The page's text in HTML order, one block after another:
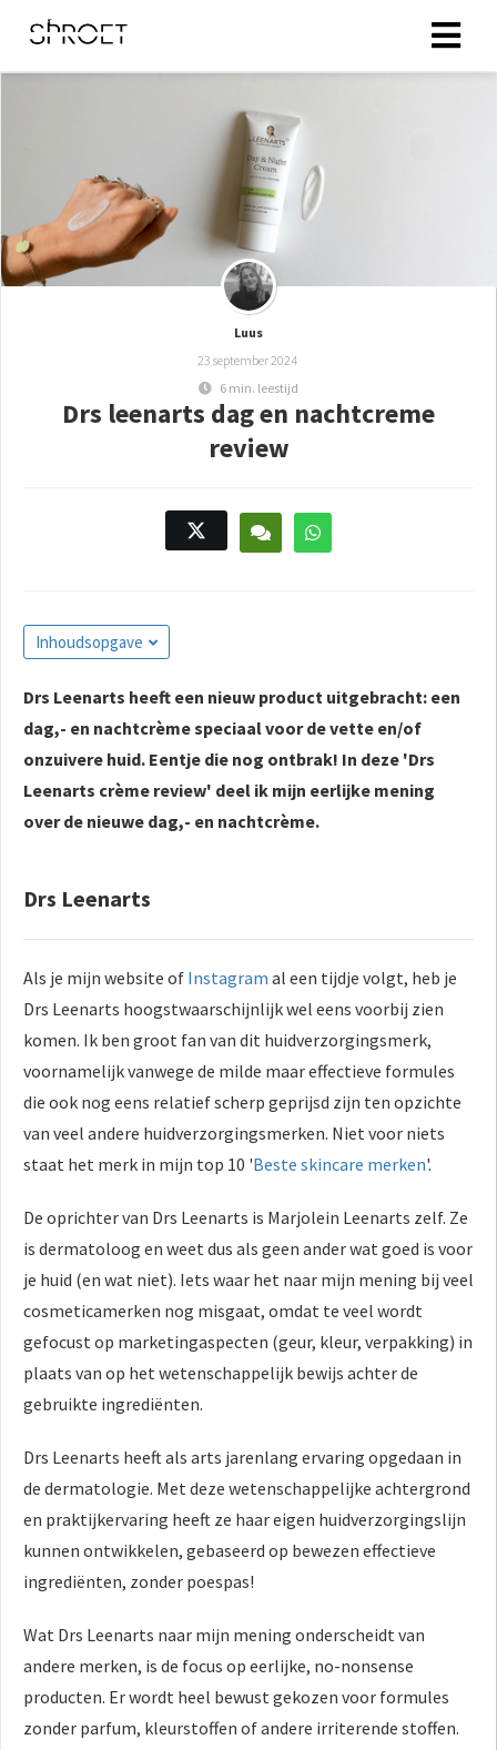
Luus
23 september 2024
6 min. leestijd
Drs leenarts dag en nachtcreme
review
Inhoudsopgave
Drs Leenarts heeft een nieuw product uitgebracht: een
dag,- en nachtcrème speciaal voor de vette en/of
onzuivere huid. Eentje die nog ontbrak! In deze 'Drs
Leenarts crème review' deel ik mijn eerlijke mening
over de nieuwe dag,- en nachtcrème.
Drs Leenarts
Als je mijn website of Instagram al een tijdje volgt, heb je
Drs Leenarts hoogstwaarschijnlijk wel eens voorbij zien
komen. Ik ben groot fan van dit huidverzorgingsmerk,
voornamelijk vanwege de milde maar effectieve formules
die ook nog eens relatief scherp geprijsd zijn ten opzichte
van veel andere huidverzorgingsmerken. Niet voor niets
staat het merk in mijn top 10 'Beste skincare merken'.
De oprichter van Drs Leenarts is Marjolein Leenarts zelf. Ze
is dermatoloog en weet dus als geen ander wat goed is voor
je huid (en wat niet). Iets waar het naar mijn mening bij veel
cosmeticamerken nog misgaat, omdat te veel wordt
gefocust op marketingaspecten (geur, kleur, verpakking) in
plaats van op het wetenschappelijk bewijs achter de
gebruikte ingrediënten.
Drs Leenarts heeft als arts jarenlang ervaring opgedaan in
de dermatologie. Met deze wetenschappelijke achtergrond
en praktijkervaring heeft ze haar eigen huidverzorgingslijn
kunnen ontwikkelen, gebaseerd op bewezen effectieve
ingrediënten, zonder poespas!
Wat Drs Leenarts naar mijn mening onderscheidt van
andere merken, is de focus op eerlijke, no-nonsense
producten. Er wordt heel bewust gekozen voor formules
zonder parfum, kleurstoffen of andere irriterende stoffen.
gebruikt
om
van
op
te
de
Hierdoor
website-